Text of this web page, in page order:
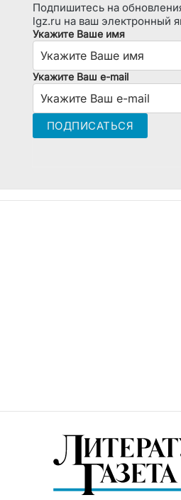
Подпишитесь на
lgz.ru на ваш электронный
Укажите Ваше имя
Укажите Ваш e-mail